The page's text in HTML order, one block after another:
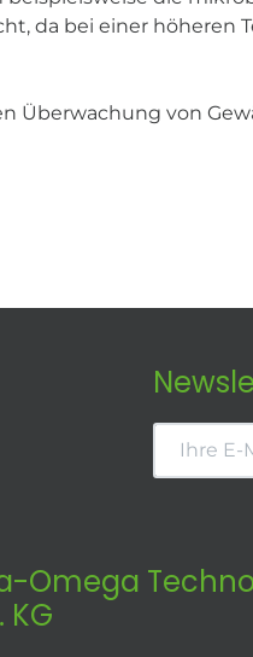
da bei einer höheren
Überwachung von
Omega
KG